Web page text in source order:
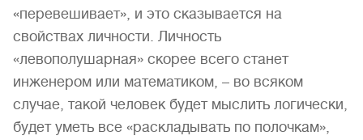
«перевешивает», и это сказывается на
свойствах личности. Личность
«левополушарная» скорее всего станет
инженером или математиком, – во всяком
случае, такой человек будет мыслить логически,
будет уметь все «раскладывать по полочкам»,